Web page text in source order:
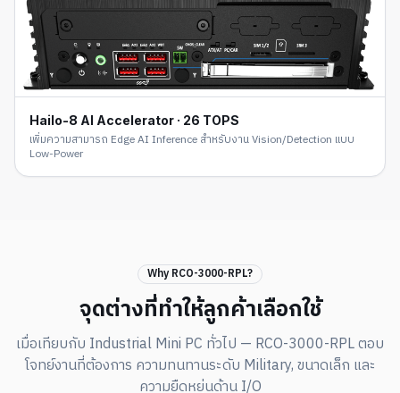
Hailo-8 AI Accelerator · 26 TOPS
เพิ่มความสามารถ Edge AI Inference สำหรับงาน Vision/Detection แบบ
Low-Power
Why RCO-3000-RPL?
จุดต่างที่ทำให้ลูกค้าเลือกใช้
เมื่อเทียบกับ Industrial Mini PC ทั่วไป — RCO-3000-RPL ตอบ
โจทย์งานที่ต้องการ ความทนทานระดับ Military, ขนาดเล็ก และ
ความยืดหยุ่นด้าน I/O